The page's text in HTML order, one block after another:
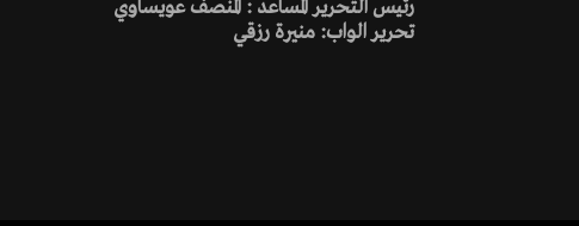
رئيس التحرير المساعد : المنصف عويساوي
تحرير الواب: منيرة رزقي